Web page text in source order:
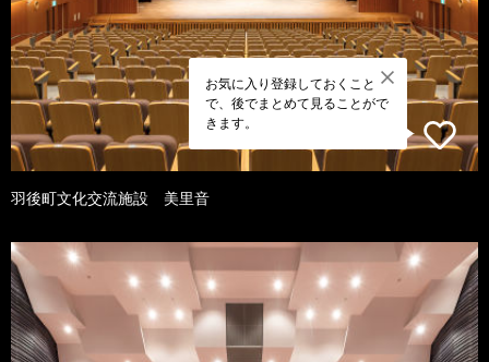
お気に入り登録しておくこと
で、後でまとめて見ることがで
きます。
羽後町文化交流施設 美里音